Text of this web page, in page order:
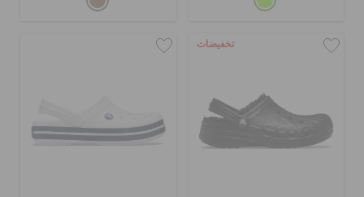
تخفيضات